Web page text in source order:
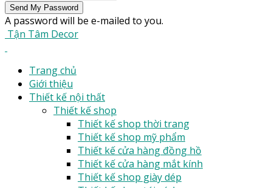
A password will be e-mailed to you.
Tận Tâm Decor
Trang chủ
Giới thiệu
Thiết kế nội thất
Thiết kế shop
Thiết kế shop thời trang
Thiết kế shop mỹ phẩm
Thiết kế cửa hàng đồng hồ
Thiết kế cửa hàng mắt kính
Thiết kế shop giày dép